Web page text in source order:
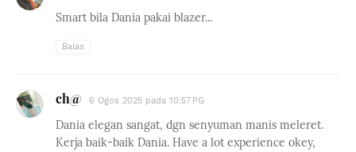
Smart bila Dania pakai blazer...
Balas
ch@ 6 Ogos 2025 pada 10:57 PG
Dania elegan sangat, dgn senyuman manis meleret.
Kerja baik-baik Dania. Have a lot experience okey,